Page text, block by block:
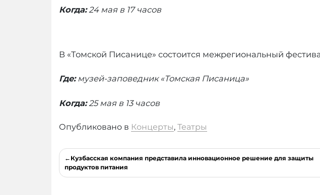
Когда:24 мая в 17 часов
В «Томской Писанице» состоится межрегиональный
Где:музей-заповедник «Томская Писаница»
Когда:25 мая в 13 часов
Опубликовано в Концерты, Театры
Навигация
по
Кузбасская компания представила инновационное решение для защиты
продуктов питания